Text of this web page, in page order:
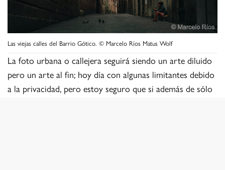
Las viejas calles del Barrio Gótico. © Marcelo Ríos Matus Wolf
La foto urbana o callejera seguirá siendo un arte diluido
pero un arte al fin; hoy día con algunas limitantes debido
a la privacidad, pero estoy seguro que si además de sólo